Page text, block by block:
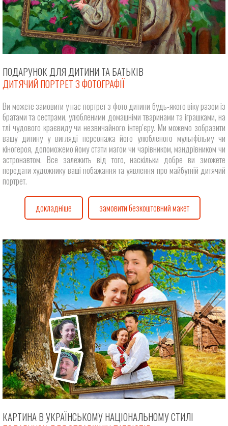
ПОДАРУНОК ДЛЯ ДИТИНИ ТА БАТЬКІВ
ДИТЯЧИЙ ПОРТРЕТ З ФОТОГРАФІЇ
Ви можете замовити у нас портрет з фото дитини будь-якого віку разом із
братами та сестрами, улюбленими домашніми тваринами та іграшками, на
тлі чудового краєвиду чи незвичайного інтер'єру. Ми можемо зобразити
вашу дитину у вигляді персонажа його улюбленого мультфільму чи
кіногероя, допоможемо йому стати магом чи чарівником, мандрівником чи
астронавтом. Все залежить від того, наскільки добре ви зможете
передати художнику ваші побажання та уявлення про майбутній дитячий
портрет.
докладніше замовити безкоштовний макет
КАРТИНА В УКРАЇНСЬКОМУ НАЦІОНАЛЬНОМУ СТИЛІ